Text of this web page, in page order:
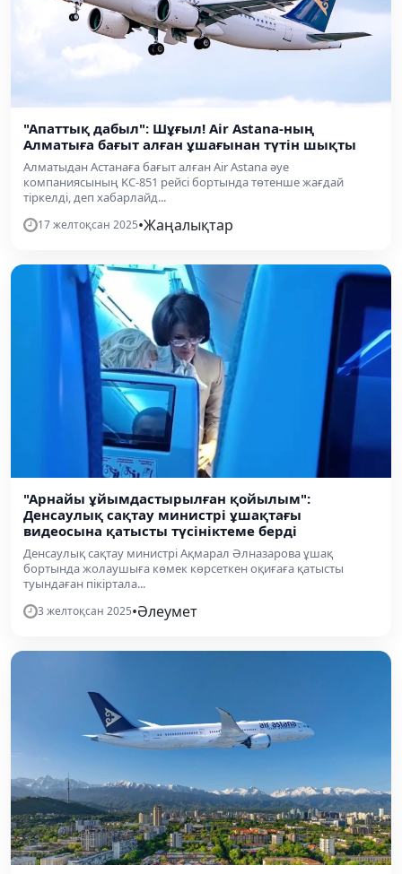
"Апаттық дабыл": Шұғыл! Air Astana-ның
Алматыға бағыт алған ұшағынан түтін шықты
Алматыдан Астанаға бағыт алған Air Astana әуе
компаниясының KC-851 рейсі бортында төтенше жағдай
тіркелді, деп хабарлайд...
17 желтоқсан 2025•Жаңалықтар
"Арнайы ұйымдастырылған қойылым":
Денсаулық сақтау министрі ұшақтағы
видеосына қатысты түсініктеме берді
Денсаулық сақтау министрі Ақмарал Әлназарова ұшақ
бортында жолаушыға көмек көрсеткен оқиғаға қатысты
туындаған пікіртала...
3 желтоқсан 2025•Әлеумет